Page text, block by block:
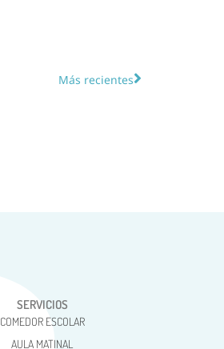
Más recientes
SERVICIOS
COMEDOR ESCOLAR
AULA MATINAL